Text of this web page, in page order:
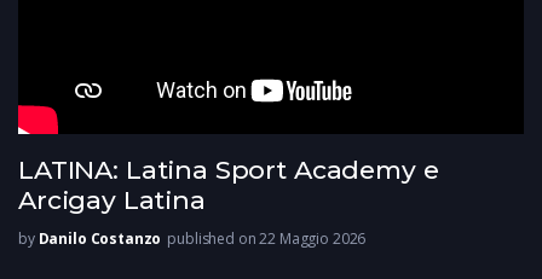
LATINA: Latina Sport Academy e
Arcigay Latina
by Danilo Costanzo published on 22 Maggio 2026